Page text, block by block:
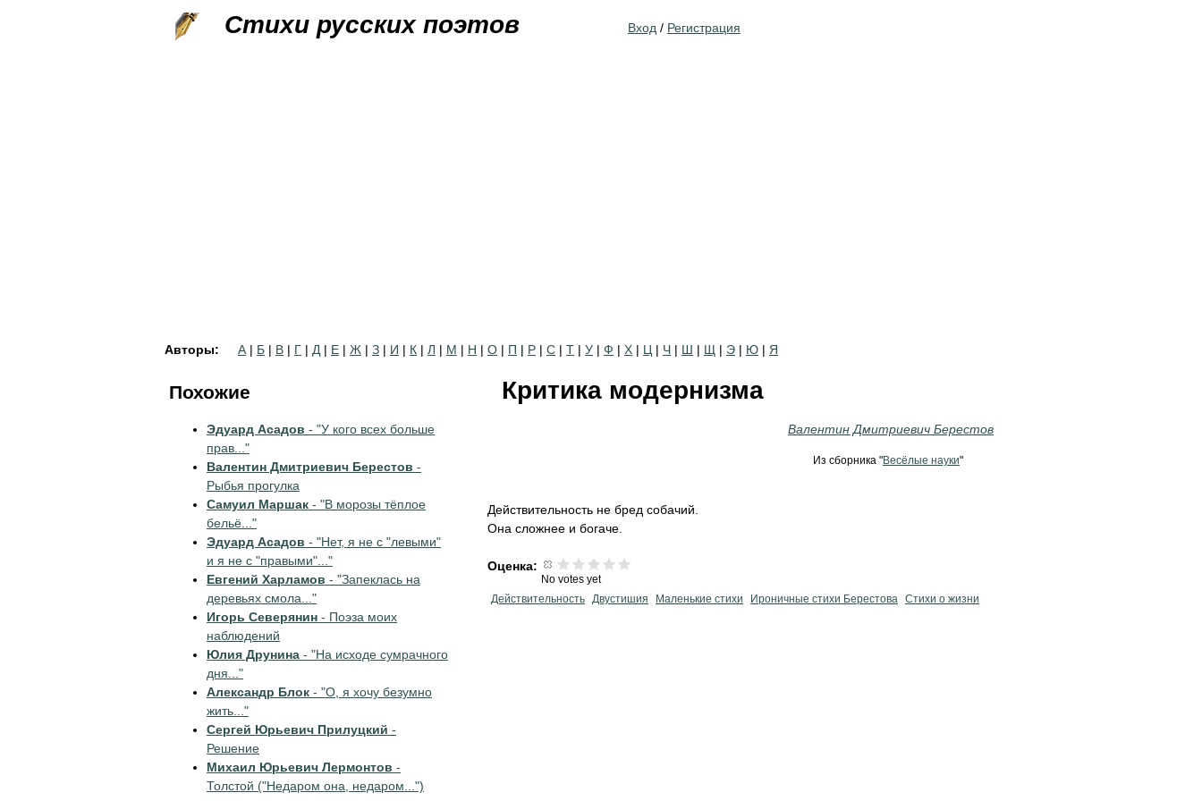
Стихи русских поэтов Вход / Регистрация
Авторы: А | Б | В | Г | Д | Е | Ж | З | И | К | Л | М | Н | О | П | Р | С | Т | У | Ф | Х | Ц | Ч | Ш | Щ | Э | Ю | Я
Критика модернизма
Валентин Дмитриевич Берестов
Из сборника "Весёлые науки"
Действительность не бред собачий.
Она сложнее и богаче.
Оценка:
No votes yet
Действительность Двустишия Маленькие стихи Ироничные стихи Берестова Стихи о жизни
Похожие
Эдуард Асадов - "У кого всех больше
прав..."
Валентин Дмитриевич Берестов -
Рыбья прогулка
Самуил Маршак - "В морозы тёплое
бельё..."
Эдуард Асадов - "Нет, я не с "левыми"
и я не с "правыми"..."
Евгений Харламов - "Запеклась на
деревьях смола..."
Игорь Северянин - Поэза моих
наблюдений
Юлия Друнина - "На исходе сумрачного
дня..."
Александр Блок - "О, я хочу безумно
жить..."
Сергей Юрьевич Прилуцкий -
Решение
Михаил Юрьевич Лермонтов -
Толстой ("Недаром она, недаром...")